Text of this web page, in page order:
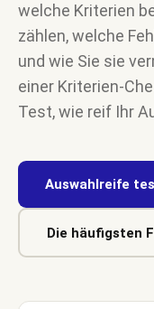
welche Kriterien
zählen, welche
und wie Sie sie
einer Kriterien-
Test, wie reif Ihr
Auswahlreife
Die häufigsten